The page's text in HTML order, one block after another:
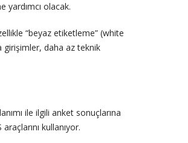
yardımcı olacak.
“beyaz etiketleme” (white
girişimler, daha az teknik
ile ilgili anket sonuçlarına
kullanıyor.